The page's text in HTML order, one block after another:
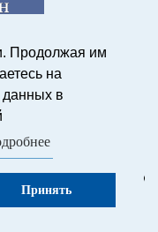
Продолжая им
на
данных в
Принять